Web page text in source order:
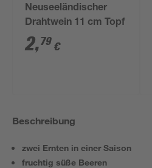
Neuseeländischer
Drahtwein 11 cm Topf
2,79 €
Beschreibung
zwei Ernten in einer Saison
fruchtig süße Beeren